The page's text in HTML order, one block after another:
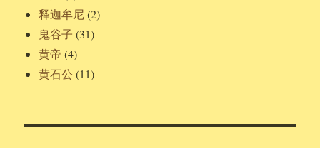
释迦牟尼(2)
鬼谷子 (31)
黄帝 (4)
黄石公 (11)